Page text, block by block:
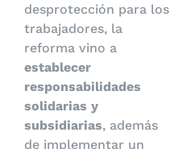
desprotección para los
trabajadores, la
reforma vino a
establecer
responsabilidades
solidarias y
subsidiarias, además
de implementar un